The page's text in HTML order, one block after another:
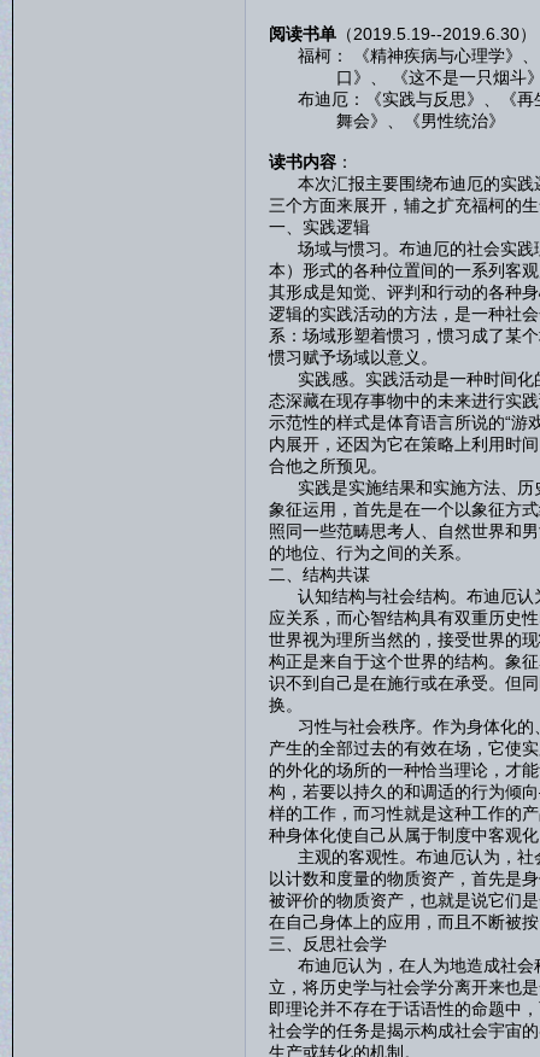
阅读书单（2019.5.19--2019.6.30）
福柯： 《精神疾病与心理学》、
口》、 《这不是一只烟斗》
布迪厄：《实践与反思》、《再
舞会》、《男性统治》
读书内容：
本次汇报主要围绕布迪厄的实践
三个方面来展开，辅之扩充福柯的
一、实践逻辑
场域与惯习。布迪厄的社会实践
本）形式的各种位置间的一系列客
其形成是知觉、评判和行动的各种
逻辑的实践活动的方法，是一种社
系：场域形塑着惯习，惯习成了某
惯习赋予场域以意义。
实践感。实践活动是一种时间化
态深藏在现存事物中的未来进行实
示范性的样式是体育语言所说的“游
内展开，还因为它在策略上利用时
合他之所预见。
实践是实施结果和实施方法、历
象征运用，首先是在一个以象征方
照同一些范畴思考人、自然世界和
的地位、行为之间的关系。
二、结构共谋
认知结构与社会结构。布迪厄认
应关系，而心智结构具有双重历史
世界视为理所当然的，接受世界的
构正是来自于这个世界的结构。象
识不到自己是在施行或在承受。但
换。
习性与社会秩序。作为身体化的
产生的全部过去的有效在场，它使
的外化的场所的一种恰当理论，才
构，若要以持久的和调适的行为
样的工作，而习性就是这种工作的
种身体化使自己从属于制度中客观
主观的客观性。布迪厄认为，社
以计数和度量的物质资产，首先是
被评价的物质资产，也就是说它们
在自己身体上的应用，而且不断被
三、反思社会学
布迪厄认为，在人为地造成社会
立，将历史学与社会学分离开来也
即理论并不存在于话语性的命题中
社会学的任务是揭示构成社会宇宙
生产或转化的机制。